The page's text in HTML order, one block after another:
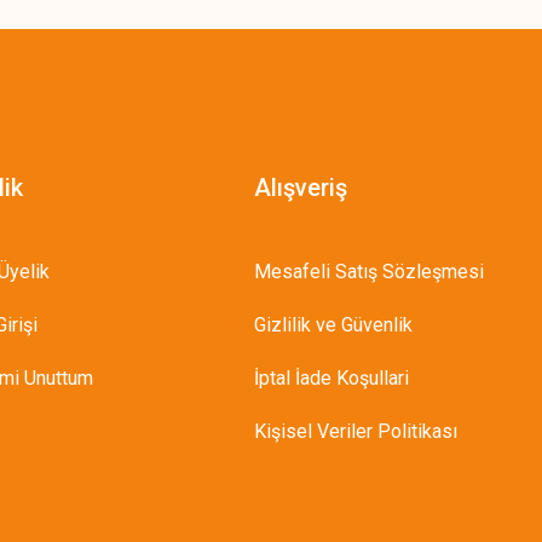
Unuttum
Alışveriş
Mesafeli Satış Sözleşmesi
Gizlilik ve Güvenlik
İptal İade Koşullari
Kişisel Veriler Politikası